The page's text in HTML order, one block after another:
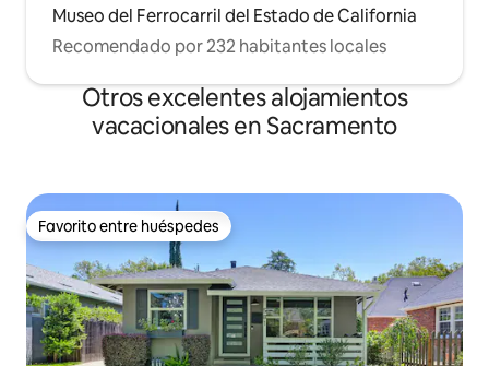
Museo del Ferrocarril del Estado de California
Recomendado por 232 habitantes locales
Otros excelentes alojamientos
vacacionales en Sacramento
Favorito entre huéspedes
Favorito entre huéspedes